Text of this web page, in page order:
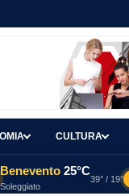
CULTURA
Benevento 25°C
Soleggiato
39° / 19°